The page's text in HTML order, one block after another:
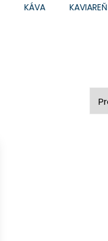
KÁVA KAVIAREŇ